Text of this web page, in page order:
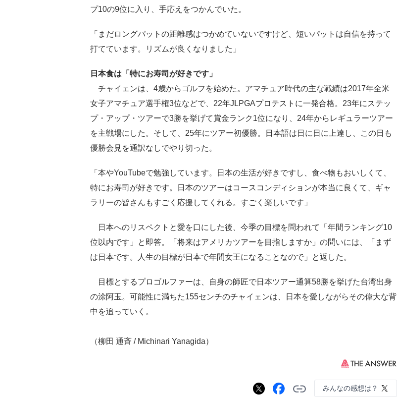
プ10の9位に入り、手応えをつかんでいた。
「まだロングパットの距離感はつかめていないですけど、短いパットは自信を持って
打てています。リズムが良くなりました」
日本食は「特にお寿司が好きです」
チャイェンは、4歳からゴルフを始めた。アマチュア時代の主な戦績は2017年全米
女子アマチュア選手権3位などで、22年JLPGAプロテストに一発合格。23年にステッ
プ・アップ・ツアーで3勝を挙げて賞金ランク1位になり、24年からレギュラーツアー
を主戦場にした。そして、25年にツアー初優勝。日本語は日に日に上達し、この日も
優勝会見を通訳なしでやり切った。
「本やYouTubeで勉強しています。日本の生活が好きですし、食べ物もおいしくて、
特にお寿司が好きです。日本のツアーはコースコンディションが本当に良くて、ギャ
ラリーの皆さんもすごく応援してくれる。すごく楽しいです」
日本へのリスペクトと愛を口にした後、今季の目標を問われて「年間ランキング10
位以内です」と即答。「将来はアメリカツアーを目指しますか」の問いには、「まず
は日本です。人生の目標が日本で年間女王になることなので」と返した。
目標とするプロゴルファーは、自身の師匠で日本ツアー通算58勝を挙げた台湾出身
の涂阿玉。可能性に満ちた155センチのチャイェンは、日本を愛しながらその偉大な背
中を追っていく。
（柳田 通斉 / Michinari Yanagida）
みんなの感想は？